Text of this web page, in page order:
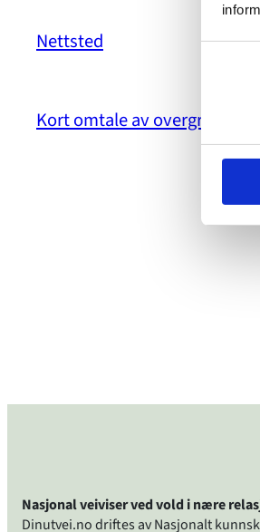
Nettsted
Kort omtale av
Nasjonal veiviser ved vold i nære
Dinutvei.no driftes av Nasjonalt